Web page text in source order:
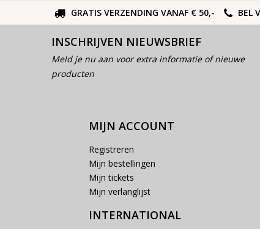
GRATIS VERZENDING VANAF € 50,-
BEL
INSCHRIJVEN NIEUWSBRIEF
Meld je nu aan voor extra informatie of nieuwe
producten
MIJN ACCOUNT
Registreren
Mijn bestellingen
Mijn tickets
Mijn verlanglijst
INTERNATIONAL